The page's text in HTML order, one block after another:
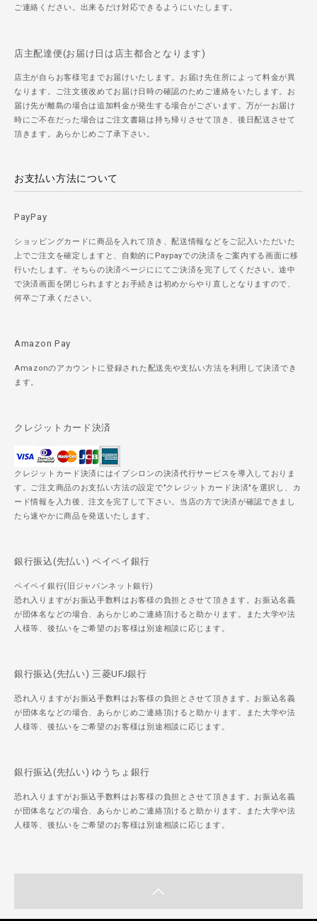
ご連絡ください。出来るだけ対応できるようにいたします。
店主配達便(お届け日は店主都合となります)
店主が自らお客様宅までお届けいたします。お届け先住所によって料金が異
なります。ご注文後改めてお届け日時の確認のためご連絡をいたします。お
届け先が離島の場合は追加料金が発生する場合がございます。万が一お届け
時にご不在だった場合はご注文書籍は持ち帰りさせて頂き、後日配送させて
頂きます。あらかじめご了承下さい。
お支払い方法について
PayPay
ショッピングカードに商品を入れて頂き、配送情報などをご記入いただいた
上でご注文を確定しますと、自動的にPaypayでの決済をご案内する画面に移
行いたします。そちらの決済ページににてご決済を完了してください。途中
で決済画面を閉じられますとお手続きは初めからやり直しとなりますので、
何卒ご了承ください。
Amazon Pay
Amazonのアカウントに登録された配送先や支払い方法を利用して決済でき
ます。
クレジットカード決済
クレジットカード決済にはイプシロンの決済代行サービスを導入しておりま
す。ご注文商品のお支払い方法の設定で"クレジットカード決済"を選択し、カ
ード情報を入力後、注文を完了して下さい。当店の方で決済が確認できまし
たら速やかに商品を発送いたします。
銀行振込(先払い) ペイペイ銀行
ペイペイ銀行(旧ジャパンネット銀行)
恐れ入りますがお振込手数料はお客様の負担とさせて頂きます。お振込名義
が団体名などの場合、あらかじめご連絡頂けると助かります。また大学や法
人様等、後払いをご希望のお客様は別途相談に応じます。
銀行振込(先払い) 三菱UFJ銀行
恐れ入りますがお振込手数料はお客様の負担とさせて頂きます。お振込名義
が団体名などの場合、あらかじめご連絡頂けると助かります。また大学や法
人様等、後払いをご希望のお客様は別途相談に応じます。
銀行振込(先払い) ゆうちょ銀行
恐れ入りますがお振込手数料はお客様の負担とさせて頂きます。お振込名義
が団体名などの場合、あらかじめご連絡頂けると助かります。また大学や法
人様等、後払いをご希望のお客様は別途相談に応じます。